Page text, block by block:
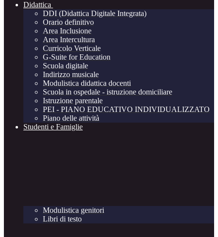
Didattica
DDI (Didattica Digitale Integrata)
Orario definitivo
Area Inclusione
Area Intercultura
Curricolo Verticale
G-Suite for Education
Scuola digitale
Indirizzo musicale
Modulistica didattica docenti
Scuola in ospedale - istruzione domiciliare
Istruzione parentale
PEI - PIANO EDUCATIVO INDIVIDUALIZZATO
Piano delle attività
Studenti e Famiglie
Modulistica genitori
Libri di testo